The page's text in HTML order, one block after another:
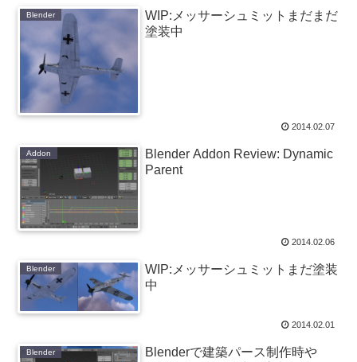
Blender
WIP:メッサーシュミットまだまだ
塗装中
2014.02.07
Addon
Blender Addon Review: Dynamic
Parent
2014.02.06
Blender
WIP:メッサーシュミットまだ塗装
中
2014.02.01
Blender
Blenderで建築パース制作時や